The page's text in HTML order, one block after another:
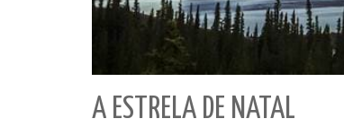
A ESTRELA DE NATAL